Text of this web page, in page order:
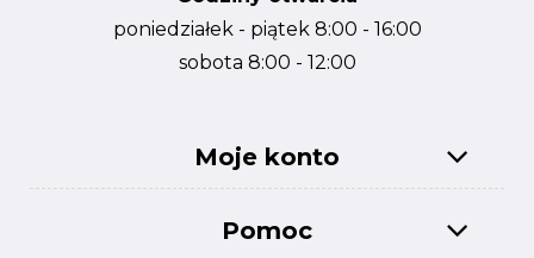
poniedziałek - piątek 8:00 - 16:00
sobota 8:00 - 12:00
Moje konto
Pomoc